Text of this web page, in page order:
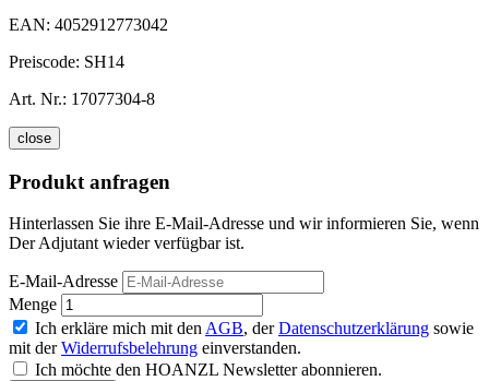
EAN: 4052912773042
Preiscode: SH14
Art. Nr.: 17077304-8
close
Produkt anfragen
Hinterlassen Sie ihre E-Mail-Adresse und wir informieren Sie, wenn
Der Adjutant wieder verfügbar ist.
E-Mail-Adresse
Menge
Ich erkläre mich mit den AGB, derDatenschutzerklärung sowie
mit derWiderrufsbelehrung einverstanden.
Ich möchte den HOANZL Newsletter abonnieren.